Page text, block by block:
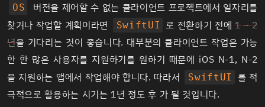
OS
버전을 제어할 수 없는 클라이언트 프로젝트에서 일자리를
찾거나 작업할 계획이라면
SwiftUI 로 전환하기 전에1 ~ 2
년을 기다리는 것이 좋습니다. 대부분의 클라이언트 작업은 가능
한 한 많은 사용자를 지원하기를 원하기 때문에 iOS N-1, N-2
을 지원하는 앱에서 작업해야 합니다. 따라서
SwiftUI
를 적
극적으로 활용하는 시기는 1년 정도 후 가 될 것입니다.